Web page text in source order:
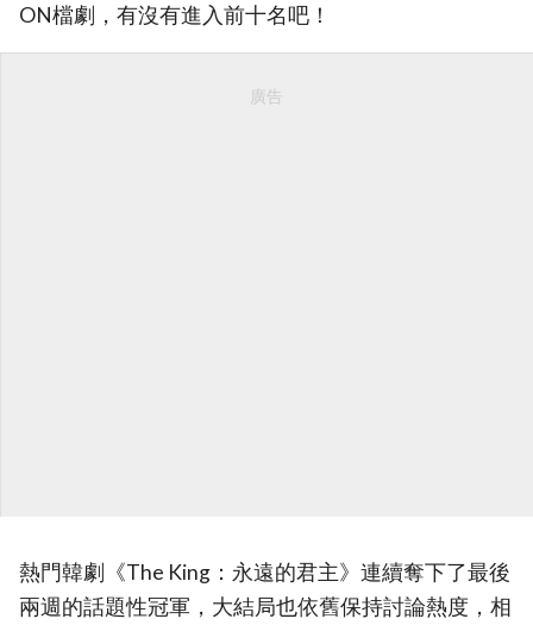
ON檔劇，有沒有進入前十名吧！
廣告
熱門韓劇《The King：永遠的君主》連續奪下了最後
兩週的話題性冠軍，大結局也依舊保持討論熱度，相